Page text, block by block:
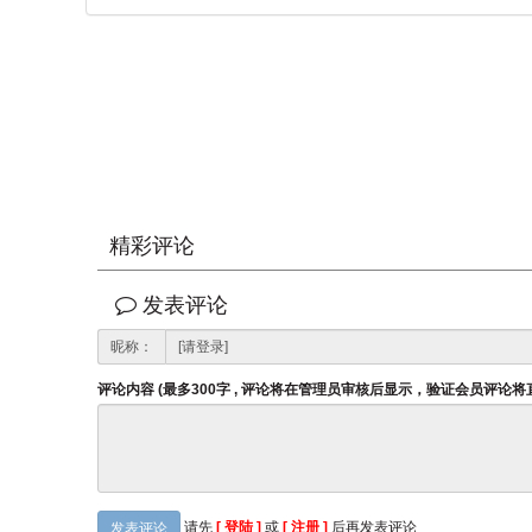
精彩评论
发表评论
昵称：
评论内容 (最多300字 , 评论将在管理员审核后显示，验证会员评论将
发表评论 请先 [ 登陆 ] 或 [ 注册 ] 后再发表评论